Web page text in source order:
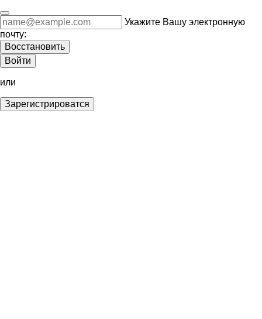
Укажите Вашу электронную
почту:
Восстановить
Войти
или
Зарегистрироватся